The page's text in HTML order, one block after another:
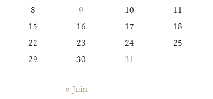
8 9 10 11
15 16 17 18
22 23 24 25
29 30 31
« Juin